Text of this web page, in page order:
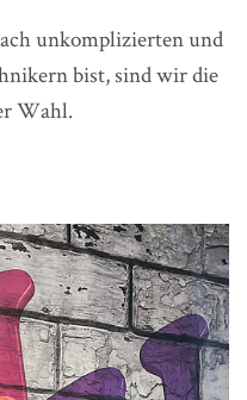
unkomplizierten und
bist, sind wir die
Wahl.